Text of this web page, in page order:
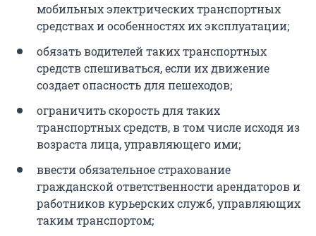
мобильных электрических транспортных
средствах и особенностях их эксплуатации;
обязать водителей таких транспортных
средств спешиваться, если их движение
создает опасность для пешеходов;
ограничить скорость для таких
транспортных средств, в том числе исходя из
возраста лица, управляющего ими;
ввести обязательное страхование
гражданской ответственности арендаторов и
работников курьерских служб, управляющих
таким транспортом;